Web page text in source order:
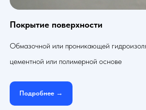
Покрытие поверхности
Обмазочной или проникающей
цементной или полимерной основе
Подробнее →